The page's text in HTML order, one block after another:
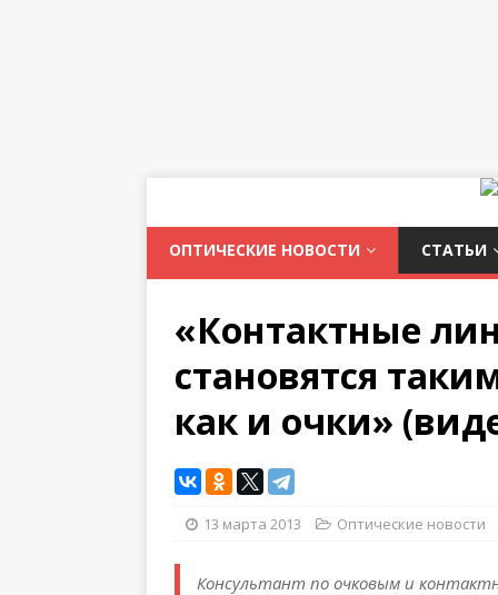
ОПТИЧЕСКИЕ НОВОСТИ СТАТЬИ
«Контактные
становятся
как и очки»
13 марта 2013 Оптические новости
Консультант по очковым и